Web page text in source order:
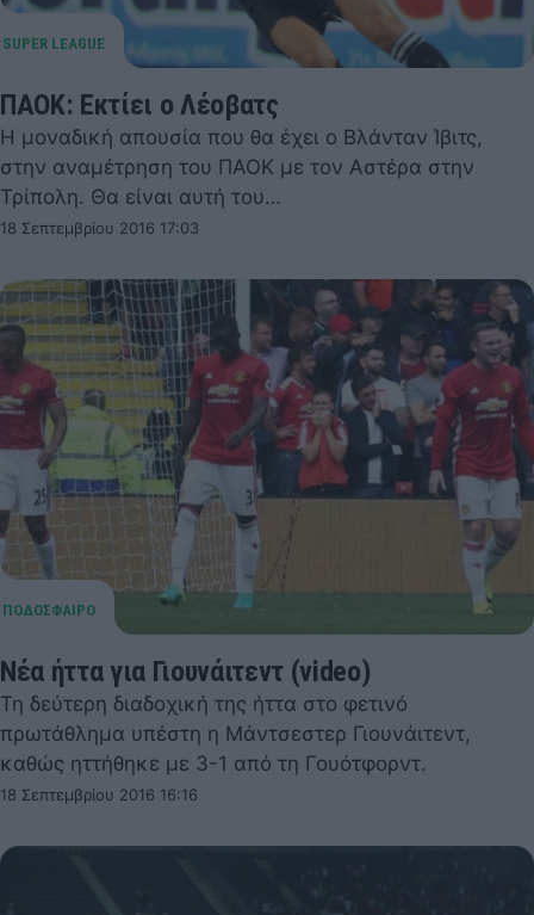
ΠΑΟΚ: Εκτίει ο Λέοβατς
Η μοναδική απουσία που θα έχει ο Βλάνταν Ίβιτς,
στην αναμέτρηση του ΠΑΟΚ με τον Αστέρα στην
Τρίπολη. Θα είναι αυτή του…
18 Σεπτεμβρίου 2016 17:03
Νέα ήττα για Γιουνάιτεντ (video)
Τη δεύτερη διαδοχική της ήττα στο φετινό
πρωτάθλημα υπέστη η Μάντσεστερ Γιουνάιτεντ,
καθώς ηττήθηκε με 3-1 από τη Γουότφορντ.
18 Σεπτεμβρίου 2016 16:16